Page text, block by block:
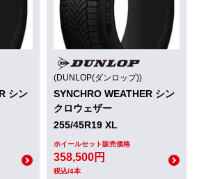
シン
(DUNLOP(ダンロップ))
SYNCHRO WEATHER シン
クロウェザー
255/45R19 XL
ホイールセット販売価格
358,500円
税込/4本